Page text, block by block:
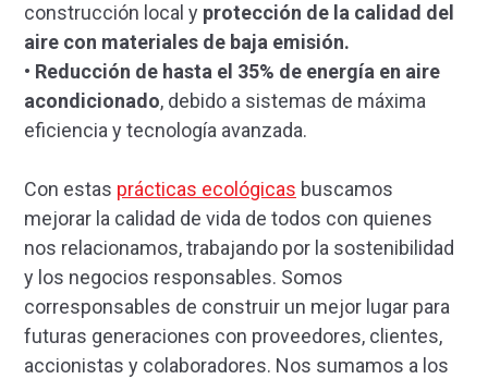
construcción local y protección de la calidad del
aire con materiales de baja emisión.
• Reducción de hasta el 35% de energía en aire
acondicionado, debido a sistemas de máxima
eficiencia y tecnología avanzada.
Con estas prácticas ecológicas buscamos
mejorar la calidad de vida de todos con quienes
nos relacionamos, trabajando por la sostenibilidad
y los negocios responsables. Somos
corresponsables de construir un mejor lugar para
futuras generaciones con proveedores, clientes,
accionistas y colaboradores. Nos sumamos a los